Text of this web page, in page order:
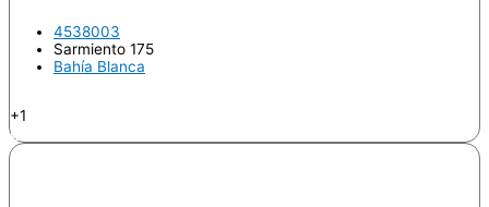
4538003
Sarmiento 175
Bahía Blanca
+1
Odontologo